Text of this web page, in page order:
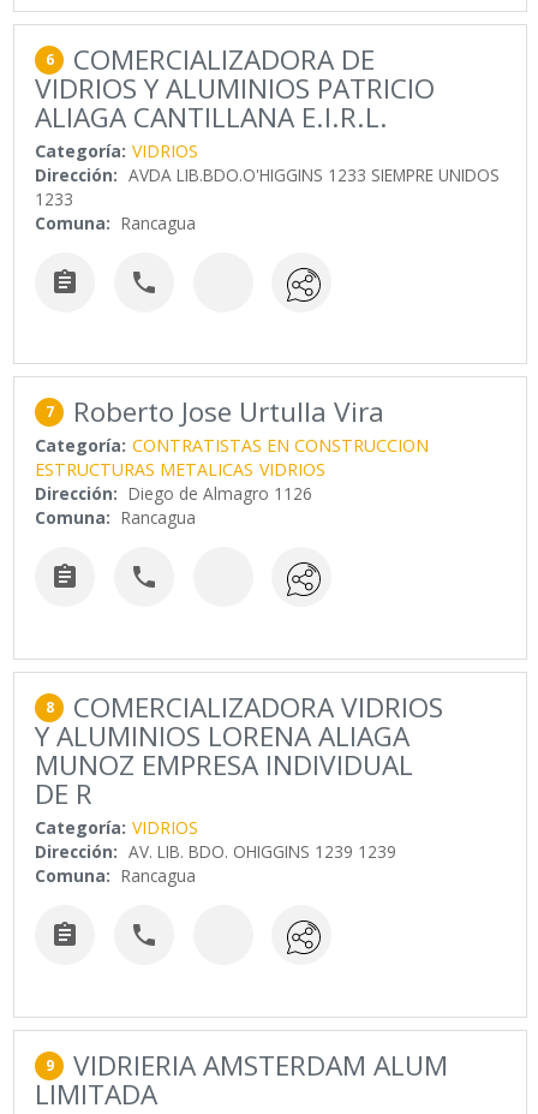
6 COMERCIALIZADORA DE
VIDRIOS Y ALUMINIOS PATRICIO
ALIAGA CANTILLANA E.I.R.L.
Categoría: VIDRIOS
Dirección: AVDA LIB.BDO.O'HIGGINS 1233 SIEMPRE UNIDOS
1233
Comuna: Rancagua
 
7 Roberto Jose Urtulla Vira
Categoría: CONTRATISTAS EN CONSTRUCCION
ESTRUCTURAS METALICAS VIDRIOS
Dirección: Diego de Almagro 1126
Comuna: Rancagua
 
8 COMERCIALIZADORA VIDRIOS
Y ALUMINIOS LORENA ALIAGA
MUNOZ EMPRESA INDIVIDUAL
DE R
Categoría: VIDRIOS
Dirección: AV. LIB. BDO. OHIGGINS 1239 1239
Comuna: Rancagua
 
9 VIDRIERIA AMSTERDAM ALUM
LIMITADA